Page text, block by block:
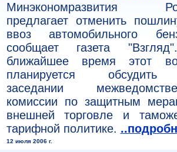
Минэкономразвития
предлагает отменить
ввоз автомобильного
сообщает газета
ближайшее время этот
планируется
заседании
комиссии по защитным
внешней торговле и
тарифной политике.
12 июля 2006 г.